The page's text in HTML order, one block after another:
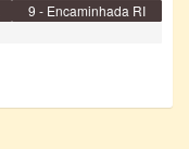
9 - Encaminhada RI